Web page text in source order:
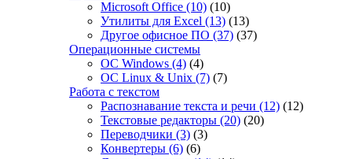
Microsoft Office (10) (10)
Утилиты для Excel (13) (13)
Другое офисное ПО (37) (37)
Операционные системы
ОС Windows (4) (4)
ОС Linux & Unix (7) (7)
Работа с текстом
Распознавание текста и речи (12) (12)
Текстовые редакторы (20) (20)
Переводчики (3) (3)
Конвертеры (6) (6)